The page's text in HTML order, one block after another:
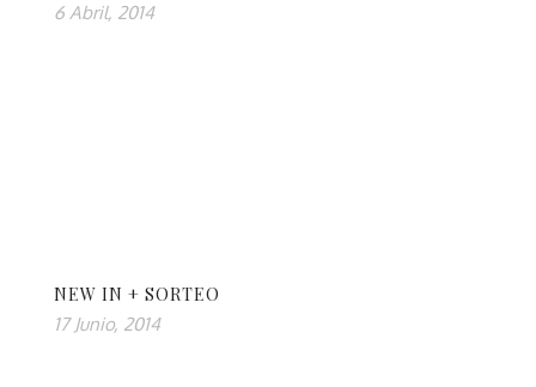
6 Abril, 2014
NEW IN + SORTEO
17 Junio, 2014